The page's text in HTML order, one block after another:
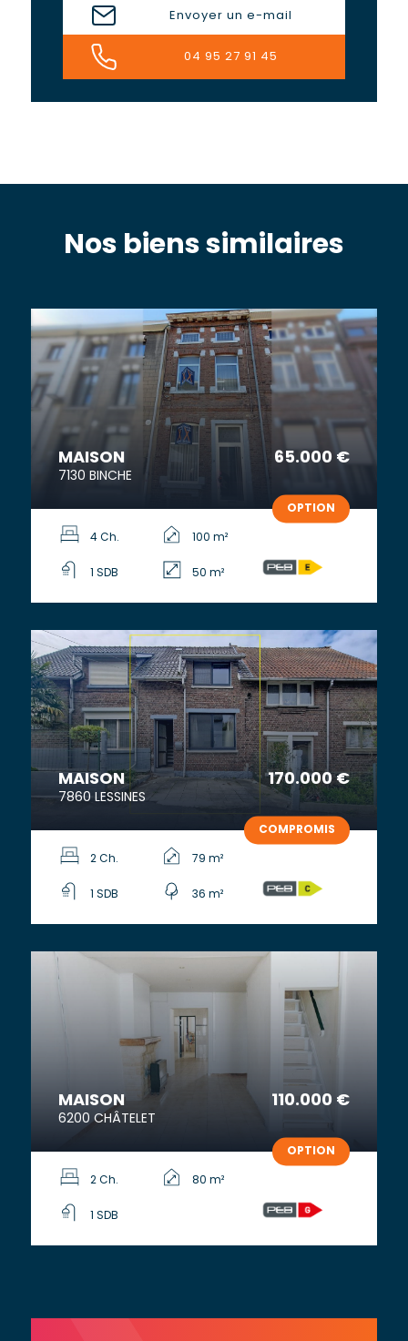
Envoyer un e-mail
04 95 27 91 45
Nos biens similaires
MAISON 65.000 €
7130 BINCHE
OPTION
4 Ch. 100 m²
1 SDB 50 m²
MAISON 170.000 €
7860 LESSINES
COMPROMIS
2 Ch. 79 m²
1 SDB 36 m²
MAISON 110.000 €
6200 CHÂTELET
OPTION
2 Ch. 80 m²
1 SDB